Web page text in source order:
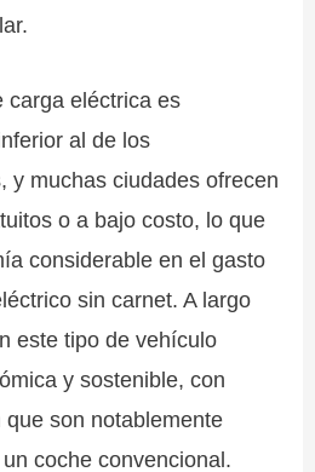
carga eléctrica es
al de los
y muchas ciudades ofrecen
o a bajo costo, lo que
considerable en el gasto
sin carnet. A largo
este tipo de vehículo
y sostenible, con
son notablemente
coche convencional.